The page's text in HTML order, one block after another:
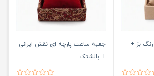
بژ +
جعبه ساعت پارچه ای نقش ايرانی
+ بالشتک